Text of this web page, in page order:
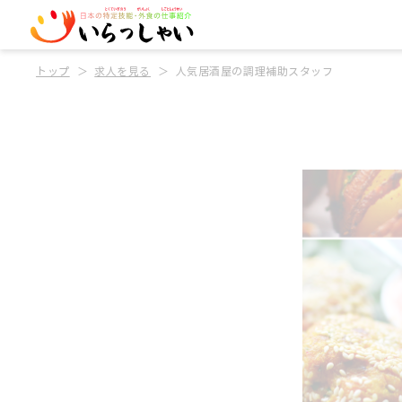
トップ 求人を見る 人気居酒屋の調理補助スタッフ